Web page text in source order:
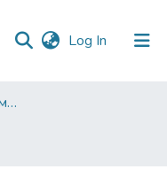
Log In (current)
Наукові видання ОНУ імені І. І. Мечникова